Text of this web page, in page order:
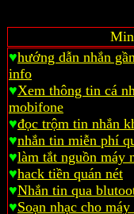
♥hướng dẫn nhắn
info
♥Xem thông tin cá
mobifone
♥đọc trộm tin nhắn
♥nhắn tin miễn phí
♥làm tắt nguồn máy
♥hack tiền quán nét
♥Nhắn tin qua
♥Soạn nhạc cho